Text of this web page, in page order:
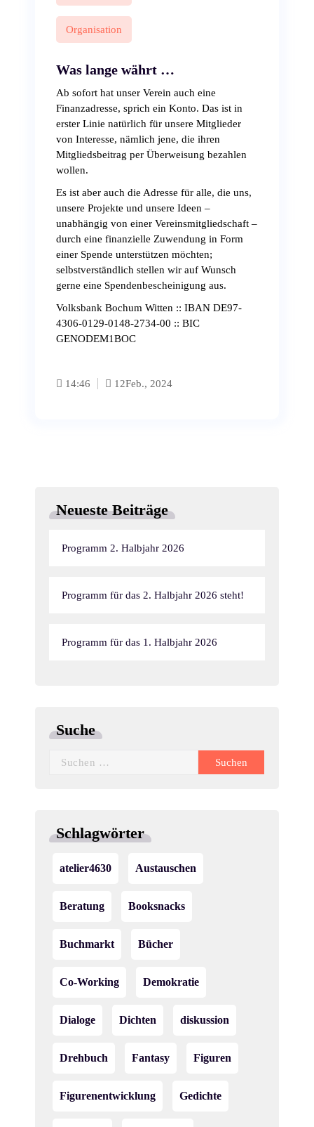
Organisation
Was lange währt …
Ab sofort hat unser Verein auch eine
Finanzadresse, sprich ein Konto. Das ist in
erster Linie natürlich für unsere Mitglieder
von Interesse, nämlich jene, die ihren
Mitgliedsbeitrag per Überweisung bezahlen
wollen.
Es ist aber auch die Adresse für alle, die uns,
unsere Projekte und unsere Ideen –
unabhängig von einer Vereinsmitgliedschaft –
durch eine finanzielle Zuwendung in Form
einer Spende unterstützen möchten;
selbstverständlich stellen wir auf Wunsch
gerne eine Spendenbescheinigung aus.
Volksbank Bochum Witten :: IBAN DE97-
4306-0129-0148-2734-00 :: BIC
GENODEM1BOC
14:46 12Feb., 2024
Neueste Beiträge
Programm 2. Halbjahr 2026
Programm für das 2. Halbjahr 2026 steht!
Programm für das 1. Halbjahr 2026
Suche
Suchen
Schlagwörter
atelier4630 Austauschen
Beratung Booksnacks
Buchmarkt Bücher
Co-Working Demokratie
Dialoge Dichten diskussion
Drehbuch Fantasy Figuren
Figurenentwicklung Gedichte